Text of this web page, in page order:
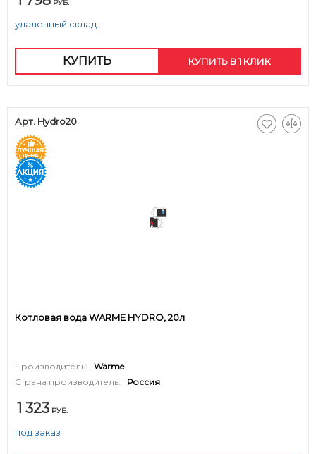
РУБ.
удаленный склад.
КУПИТЬ КУПИТЬ В 1 КЛИК
Арт. Hydro20
Котловая вода WARME HYDRO, 20л
Производитель:
Warme
Страна производитель:
Россия
1 323 РУБ.
под заказ